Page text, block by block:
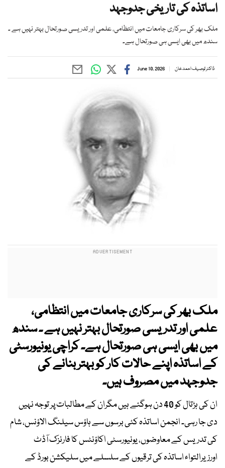
اساتذہ کی تاریخی جدوجہد
ملک بھر کی سرکاری جامعات میں انتظامی، علمی اور تدریسی صورتحال بہتر نہیں ہے ۔
سندھ میں بھی ایسی ہی صورتحال ہے۔
ڈاکٹر توصیف احمد خان June 10, 2026
ملک بھر کی سرکاری جامعات میں انتظامی،
علمی اور تدریسی صورتحال بہتر نہیں ہے ۔ سندھ
میں بھی ایسی ہی صورتحال ہے۔ کراچی یونیورسٹی
کے اساتذہ اپنے حالات کار کو بہتر بنانے کی
جدوجہد میں مصروف ہیں۔
ان کی ہڑتال کو 40 دن ہوگئے ہیں مگران کے مطالبات پر توجہ نہیں
دی جا رہی۔ انجمن اساتذہ کئی برسوں سے ہاؤس سیلنگ الاؤنس، شام
کی تدریس کے معاوضوں، یونیورسٹی اکاؤنٹس کا فارنزک آڈٹ
اورزیرالتواء اساتذہ کی ترقیوں کے سلسلے میں سلیکشن بورڈ کے